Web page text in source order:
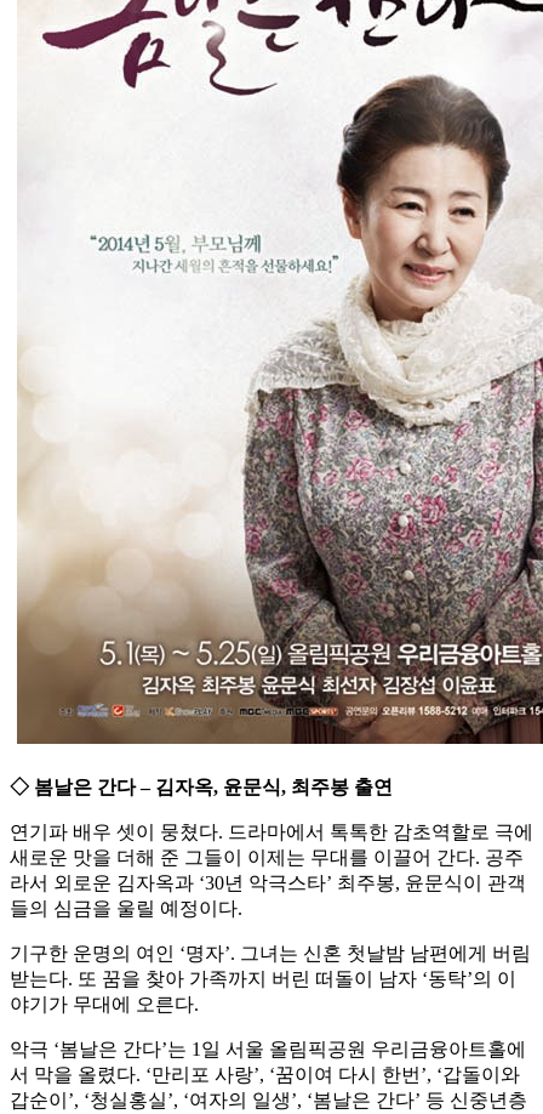
◇ 봄날은 간다 – 김자옥, 윤문식, 최주봉 출연
연기파 배우 셋이 뭉쳤다. 드라마에서 톡톡한 감초역할로 극에
새로운 맛을 더해 준 그들이 이제는 무대를 이끌어 간다. 공주
라서 외로운 김자옥과 ‘30년 악극스타’ 최주봉, 윤문식이 관객
들의 심금을 울릴 예정이다.
기구한 운명의 여인 ‘명자’. 그녀는 신혼 첫날밤 남편에게 버림
받는다. 또 꿈을 찾아 가족까지 버린 떠돌이 남자 ‘동탁’의 이
야기가 무대에 오른다.
악극 ‘봄날은 간다’는 1일 서울 올림픽공원 우리금융아트홀에
서 막을 올렸다. ‘만리포 사랑’, ‘꿈이여 다시 한번’, ‘갑돌이와
갑순이’, ‘청실홍실’, ‘여자의 일생’, ‘봄날은 간다’ 등 신중년층